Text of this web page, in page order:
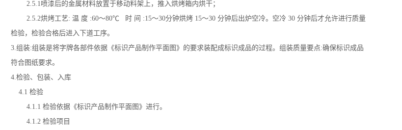
2.5.1喷漆后的金属材料放置于移动料架上，推入烘烤箱内烘干；
2.5.2烘烤工艺: 温 度 :60～80℃ 时 间 :15～30分钟烘烤 15～30 分钟后出炉空冷。空冷 30 分钟后才允许进行质量
检验，检验合格后进入下道工序。
3.组装:组装是将字牌各部件依据《标识产品制作平面图》的要求装配成标识成品的过程。组装质量要点:确保标识成品
符合图纸要求。
4.检验、包装、入库
4.1 检验
4.1.1 检验依据《标识产品制作平面图》进行。
4.1.2 检验项目